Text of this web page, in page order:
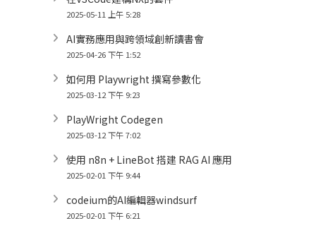
2025-05-11 上午 5:28
AI實務應用與跨領域創新讀書會
2025-04-26 下午 1:52
如何用 Playwright 撰寫參數化
2025-03-12 下午 9:23
PlayWright Codegen
2025-03-12 下午 7:02
使用 n8n + LineBot 搭建 RAG AI 應用
2025-02-01 下午 9:44
codeium的AI編輯器windsurf
2025-02-01 下午 6:21